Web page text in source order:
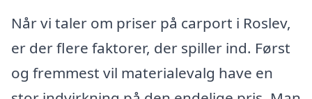
Når vi taler om priser på carport i Roslev,
er der flere faktorer, der spiller ind. Først
og fremmest vil materialevalg have en